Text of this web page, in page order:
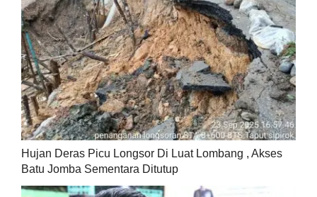
Hujan Deras Picu Longsor Di Luat Lombang , Akses
Batu Jomba Sementara Ditutup